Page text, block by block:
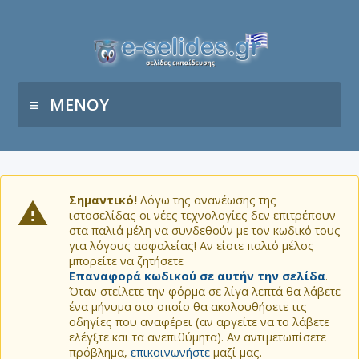
ΜΕΝΟΥ
Σημαντικό! Λόγω της ανανέωσης της
ιστοσελίδας οι νέες τεχνολογίες δεν επιτρέπουν
στα παλιά μέλη να συνδεθούν με τον κωδικό τους
για λόγους ασφαλείας! Αν είστε παλιό μέλος
μπορείτε να ζητήσετε
Επαναφορά κωδικού σε αυτήν την σελίδα.
Όταν στείλετε την φόρμα σε λίγα λεπτά θα λάβετε
ένα μήνυμα στο οποίο θα ακολουθήσετε τις
οδηγίες που αναφέρει (αν αργείτε να το λάβετε
ελέγξτε και τα ανεπιθύμητα). Αν αντιμετωπίσετε
πρόβλημα, επικοινωνήστε μαζί μας.